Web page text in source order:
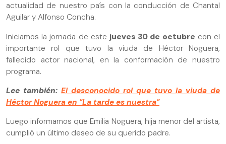
actualidad de nuestro país con la conducción de Chantal
Aguilar y Alfonso Concha.
Iniciamos la jornada de este jueves 30 de octubre con el
importante rol que tuvo la viuda de Héctor Noguera,
fallecido actor nacional, en la conformación de nuestro
programa.
Lee también: El desconocido rol que tuvo la viuda de
Héctor Noguera en "La tarde es nuestra"
Luego informamos que Emilia Noguera, hija menor del artista,
cumplió un último deseo de su querido padre.